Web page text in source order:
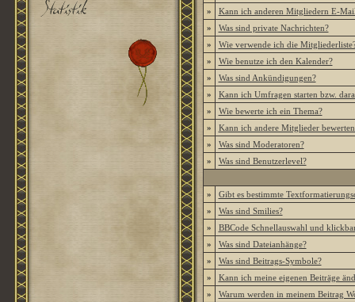
»
Kann ich anderen Mitgliedern E-
»
Was sind private Nachrichten?
»
Wie verwende ich die
»
Wie benutze ich den Kalender?
»
Was sind Ankündigungen?
»
Kann ich Umfragen starten bzw.
»
Wie bewerte ich ein Thema?
»
Kann ich andere Mitglieder
»
Was sind Moderatoren?
»
Was sind Benutzerlevel?
»
Gibt es bestimmte
»
Was sind Smilies?
»
BBCode Schnellauswahl und
»
Was sind Dateianhänge?
»
Was sind Beitrags-Symbole?
»
Kann ich meine eigenen Beiträge
»
Warum werden in meinem Beitrag